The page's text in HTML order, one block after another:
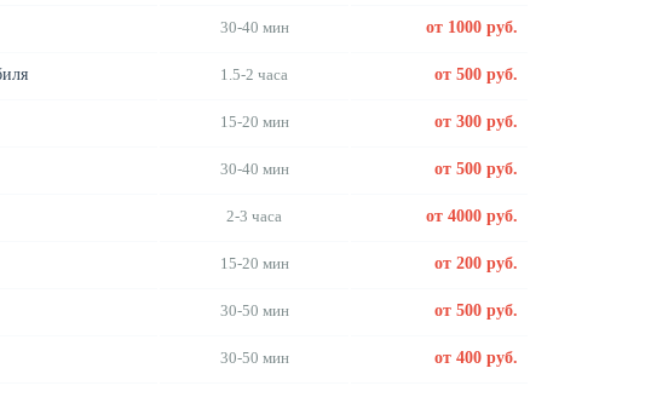
30-40 мин от 1000 руб.
1.5-2 часа от 500 руб.
15-20 мин от 300 руб.
30-40 мин от 500 руб.
2-3 часа от 4000 руб.
15-20 мин от 200 руб.
30-50 мин от 500 руб.
30-50 мин от 400 руб.